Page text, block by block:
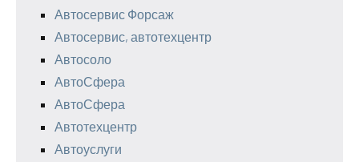
Автосервис Форсаж
Автосервис, автотехцентр
Автосоло
АвтоСфера
АвтоСфера
Автотехцентр
Автоуслуги